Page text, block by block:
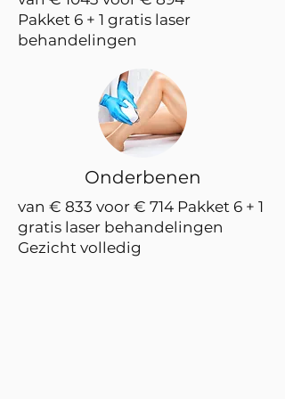
Pakket 6 + 1 gratis laser
behandelingen
Onderbenen
van € 833 voor € 714 Pakket 6 + 1
gratis laser behandelingen
Gezicht volledig